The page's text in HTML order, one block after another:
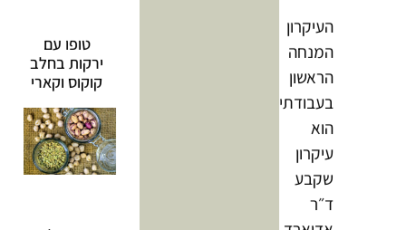
העיקרון
המנחה
הראשון
בעבודתי
הוא
עיקרון
שקבע
ד״ר
טופו עם
ירקות בחלב
קוקוס וקארי